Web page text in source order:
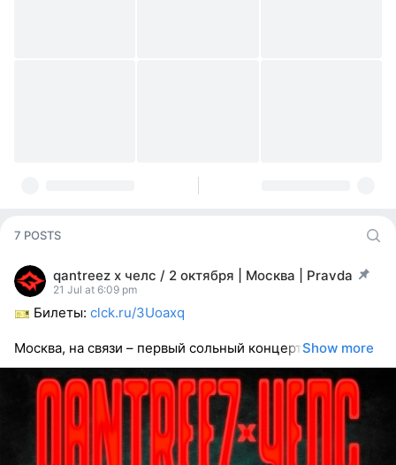
7 POSTS
qantreez x челс / 2 октября | Москва | Pravda
post pinned
21 Jul at 6:09 pm
Билеты: clck.ru/3Uoaxq
Москва, на связи – первый сольный концертShow more